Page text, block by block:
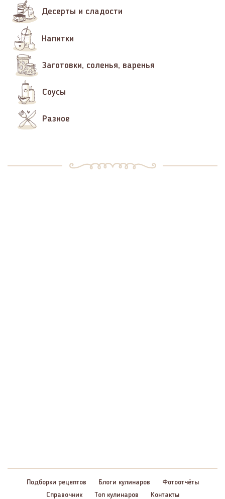
Десерты и сладости
Напитки
Заготовки, соленья, варенья
Соусы
Разное
Подборки рецептов Блоги кулинаров
Фотоотчёты
Справочник
Топ кулинаров Контакты